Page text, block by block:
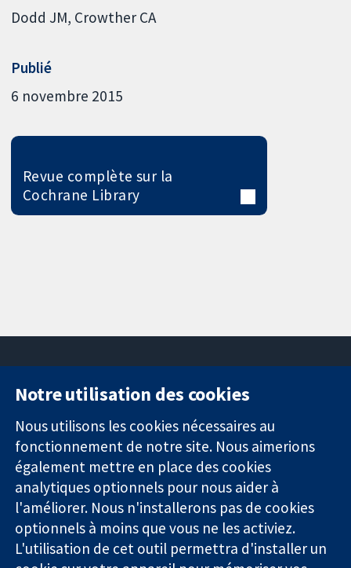
Dodd JM Crowther CA
Publié
6 novembre 2015
Revue complète sur la
Cochrane Library
Des données
probantes.
Des décisions
éclairées.
Une meilleure
santé.
11-13 Cavendish
Square
Londres
W1G0AN
Royaume-Uni
nous
Actualités
Service de
presse
Qui sommes-
nous
Offres
d'emploi
Notre utilisation des cookies
Nous utilisons les cookies nécessaires au
fonctionnement de notre site. Nous aimerions
également mettre en place des cookies
analytiques optionnels pour nous aider à
l'améliorer. Nous n'installerons pas de cookies
optionnels à moins que vous ne les activiez.
L'utilisation de cet outil permettra d'installer un